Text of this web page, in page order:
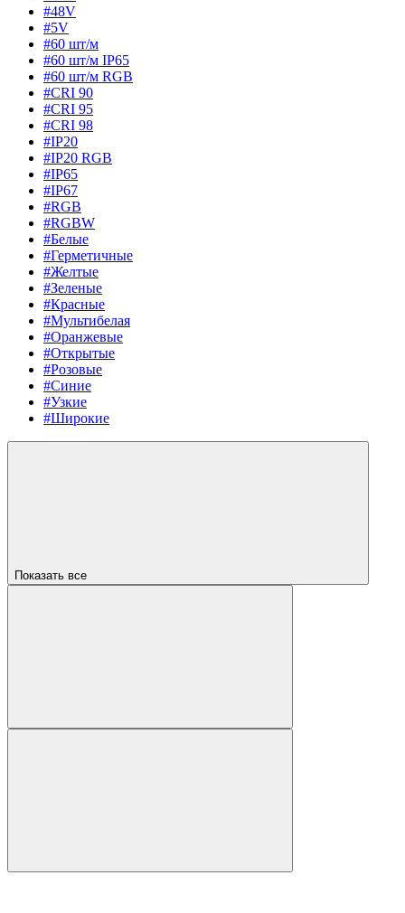
#48V
#5V
#60 шт/м
#60 шт/м IP65
#60 шт/м RGB
#CRI 90
#CRI 95
#CRI 98
#IP20
#IP20 RGB
#IP65
#IP67
#RGB
#RGBW
#Белые
#Герметичные
#Желтые
#Зеленые
#Красные
#Мультибелая
#Оранжевые
#Открытые
#Розовые
#Синие
#Узкие
#Широкие
Показать все